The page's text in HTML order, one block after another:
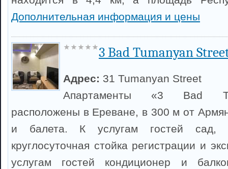
Дополнительная информация и цены
3 Bad Tumanyan
Адрес: 31 Tumanyan Street
Апартаменты «3 Bad
расположены в Ереване, в 300 м от
и балета. К услугам гостей сад,
круглосуточная стойка регистрации и
услугам гостей кондиционер и